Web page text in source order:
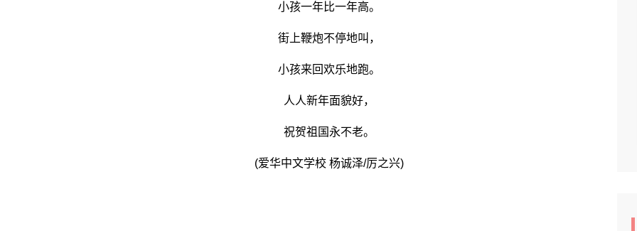
小孩一年比一年高。
街上鞭炮不停地叫，
小孩来回欢乐地跑。
人人新年面貌好，
祝贺祖国永不老。
(爱华中文学校 杨诚泽/厉之兴)